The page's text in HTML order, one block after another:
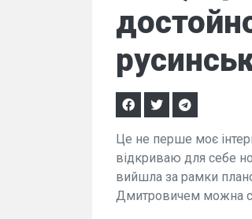
Це не перше моє
відкриваю для себе
вийшла за рамки
Дмитровичем можна